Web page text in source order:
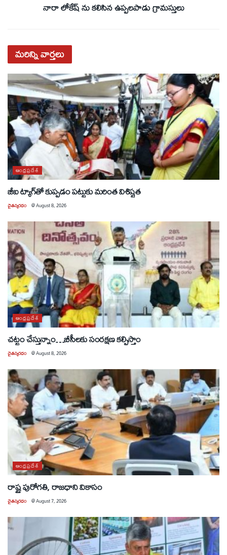
నారా లోకేష్ ను కలిసిన ఉప్పలపాడు గ్రామస్తులు
మరిన్నివార్తలు
ఆంధ్రప్రదేశ్
జీఐ ట్యాగ్‌తో కుప్పడం పట్టుకు మరింత విశిష్టత
చైతన్యరధం @August 8, 2026
ఆంధ్రప్రదేశ్
చట్టం చేస్తున్నాం…బీసీలకు సంరక్షణ కల్పిస్తాం
చైతన్యరధం @August 8, 2026
ఆంధ్రప్రదేశ్
రాష్ట్ర పురోగతి, రాజధాని వికాసం
చైతన్యరధం @August 7, 2026